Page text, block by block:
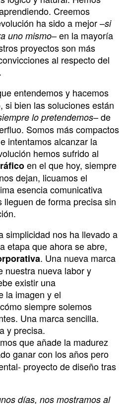
Creemos
ha sido a mejor –si
uno mismo– en la mayoría
proyectos son más
al respecto del
entendemos y hacemos
si bien las soluciones están
lo pretendemos– de
Somos más compactos
intentamos alcanzar la
hemos sufrido al
en el que hoy, siempre
dejan, licuamos el
esencia comunicativa
lleguen de forma precisa sin
simplicidad nos ha llevado a
etapa que ahora se abre,
. Una nueva marca
nuestra nueva labor y
existir una
la imagen y el
siempre solemos
Una marca sencilla.
y precisa.
que añade la madurez
ganar con los años pero
proyecto de diseño tras
días, nos mostramos al